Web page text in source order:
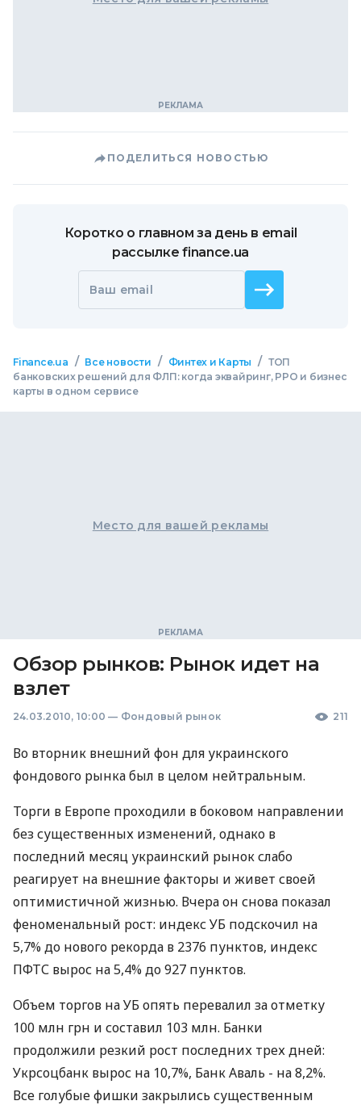
ПОДЕЛИТЬСЯ НОВОСТЬЮ
Коротко о главном за день в email
рассылке finance.ua
Ваш email
Finance.ua / Все новости / Финтех и Карты / ТОП
банковских решений для ФЛП: когда эквайринг, РРО и бизнес
карты в одном сервисе
Место для вашей рекламы
Обзор рынков: Рынок идет на
взлет
24.03.2010, 10:00 — Фондовый рынок 211
Во вторник внешний фон для украинского
фондового рынка был в целом нейтральным.
Торги в Европе проходили в боковом направлении
без существенных изменений, однако в
последний месяц украинский рынок слабо
реагирует на внешние факторы и живет своей
оптимистичной жизнью. Вчера он снова показал
феноменальный рост: индекс УБ подскочил на
5,7% до нового рекорда в 2376 пунктов, индекс
ПФТС вырос на 5,4% до 927 пунктов.
Объем торгов на УБ опять перевалил за отметку
100 млн грн и составил 103 млн. Банки
продолжили резкий рост последних трех дней:
Укрсоцбанк вырос на 10,7%, Банк Аваль - на 8,2%.
Все голубые фишки закрылись существенным